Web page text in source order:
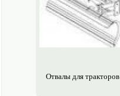
Отвалы для тракторов